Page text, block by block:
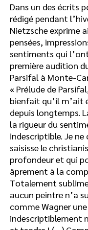
Dans un des écrits
rédigé pendant
Nietzsche exprime
pensées,
sentiments qui
première audition
Parsifal à Monte-
« Prélude de
bienfait qu’il m’ait
depuis longtemps.
la rigueur du
indescriptible. Je ne
saisisse le
profondeur et qui
âprement à la
Totalement
aucun peintre n’a
comme Wagner
indescriptiblement